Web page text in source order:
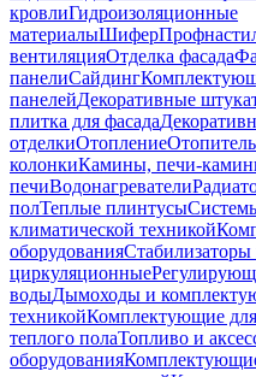
кровлиГидроизоляционные
материалыШифер
вентиляцияОтделка фасада
панелиСайдинг
панелейДекоративные
плитка для фасада
отделкиОтопление
колонкиКамины, печи-
печиВодонагреватели
полТеплые плинтусы
климатической техникой
оборудования
циркуляционные
водыДымоходы и
техникойКомплектующие для
теплого полаТопливо и
оборудования